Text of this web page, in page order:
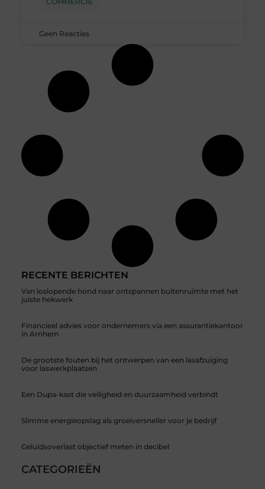
RECENTE BERICHTEN
Van loslopende hond naar ontspannen buitenruimte met het
juiste hekwerk
Financieel advies voor ondernemers via een assurantiekantoor
in Arnhem
De grootste fouten bij het ontwerpen van een lasafzuiging
voor laswerkplaatsen
Een Dupa-kast die veiligheid en duurzaamheid verbindt
Slimme energieopslag als groeiversneller voor je bedrijf
Geluidsoverlast objectief meten in decibel
CATEGORIEËN
Geen Reacties